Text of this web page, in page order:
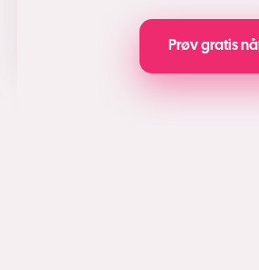
Prøv gratis nå